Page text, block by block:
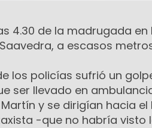
4.30 de la madrugada en
a escasos
los policías sufrió un
ser llevado en
y se dirigían hacia el
-que no habría visto